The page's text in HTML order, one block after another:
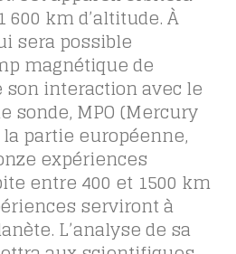
km d’altitude. À
sera possible
magnétique de
interaction avec le
sonde, MPO (Mercury
partie européenne,
expériences
entre 400 et 1500 km
serviront à
L’analyse de sa